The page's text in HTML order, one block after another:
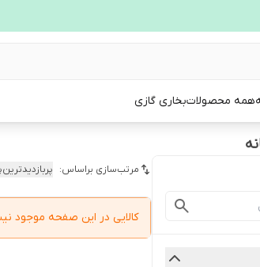
همه محصولاتبخاری گازی
مرتب‌سازی براساس: پربازدیدترین
کالایی در این صفحه موجود